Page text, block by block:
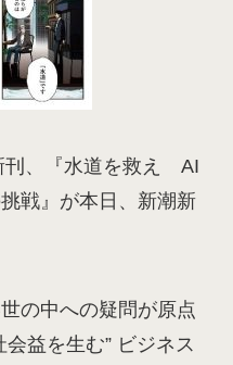
刊、『水道を救え AI
戦』が本日、新潮新
の中への疑問が原点
益を生む” ビジネス